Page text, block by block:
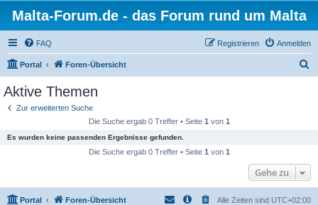
Malta-Forum.de - das Forum rund um Malta
FAQ Anmelden
Registrieren
Portal Foren-Übersicht
Aktive Themen
Zur erweiterten Suche
Die Suche ergab 0 Treffer • Seite 1 von 1
Es wurden keine passenden Ergebnisse gefunden.
Die Suche ergab 0 Treffer • Seite 1 von 1
Gehe zu
Portal Foren-Übersicht Alle Zeiten sind UTC+02:00